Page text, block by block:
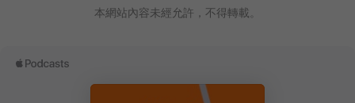
本網站內容未經允許，不得轉載。